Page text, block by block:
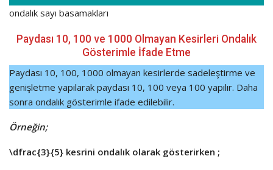
ondalık sayı basamakları
Paydası 10, 100 ve 1000 Olmayan Kesirleri Ondalık
Gösterimle İfade Etme
Paydası 10, 100, 1000 olmayan kesirlerde sadeleştirme ve
genişletme yapılarak paydası 10, 100 veya 100 yapılır. Daha
sonra ondalık gösterimle ifade edilebilir.
Örneğin;
\dfrac{3}{5} kesrini ondalık olarak gösterirken ;